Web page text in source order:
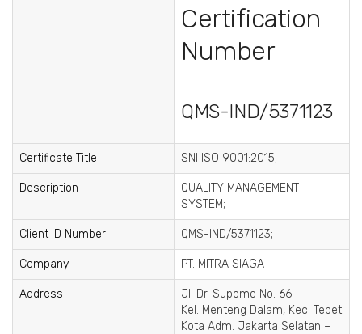
Certification
Number
QMS-IND/5371123
Certificate Title SNI ISO 9001:2015;
Description
QUALITY MANAGEMENT
SYSTEM;
Client ID Number QMS-IND/5371123;
Company PT. MITRA SIAGA
Address
Jl. Dr. Supomo No. 66
Kel. Menteng Dalam, Kec. Tebet
Kota Adm. Jakarta Selatan –